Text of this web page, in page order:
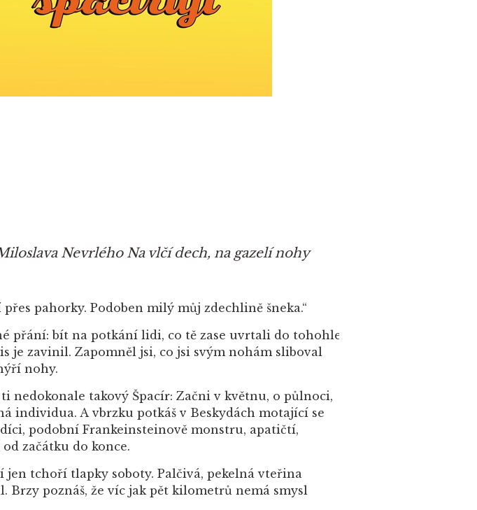
Nevrlého Na vlčí dech, na gazelí nohy
pahorky. Podoben milý můj zdechlině šneka.“
přání: bít na potkání lidi, co tě zase uvrtali do tohohle
je zavinil. Zapomněl jsi, co jsi svým nohám sliboval
nohy.
nedokonale takový Špacír: Začni v květnu, o půlnoci,
individua. A vbrzku potkáš v Beskydách motající se
podobní Frankeinsteinově monstru, apatičtí,
začátku do konce.
tchoří tlapky soboty. Palčivá, pekelná vteřina
Brzy poznáš, že víc jak pět kilometrů nemá smysl